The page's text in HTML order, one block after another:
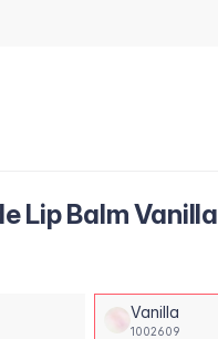
Lip Balm Vanilla
Vanilla
1002609